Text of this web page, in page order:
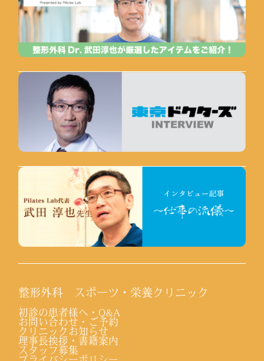
整形外科 スポーツ・栄養クリニック
初診の患者様へ・Q&A
お問い合わせ・ご予約
クリニックお知らせ
理事長挨拶・書籍案内
スタッフ募集